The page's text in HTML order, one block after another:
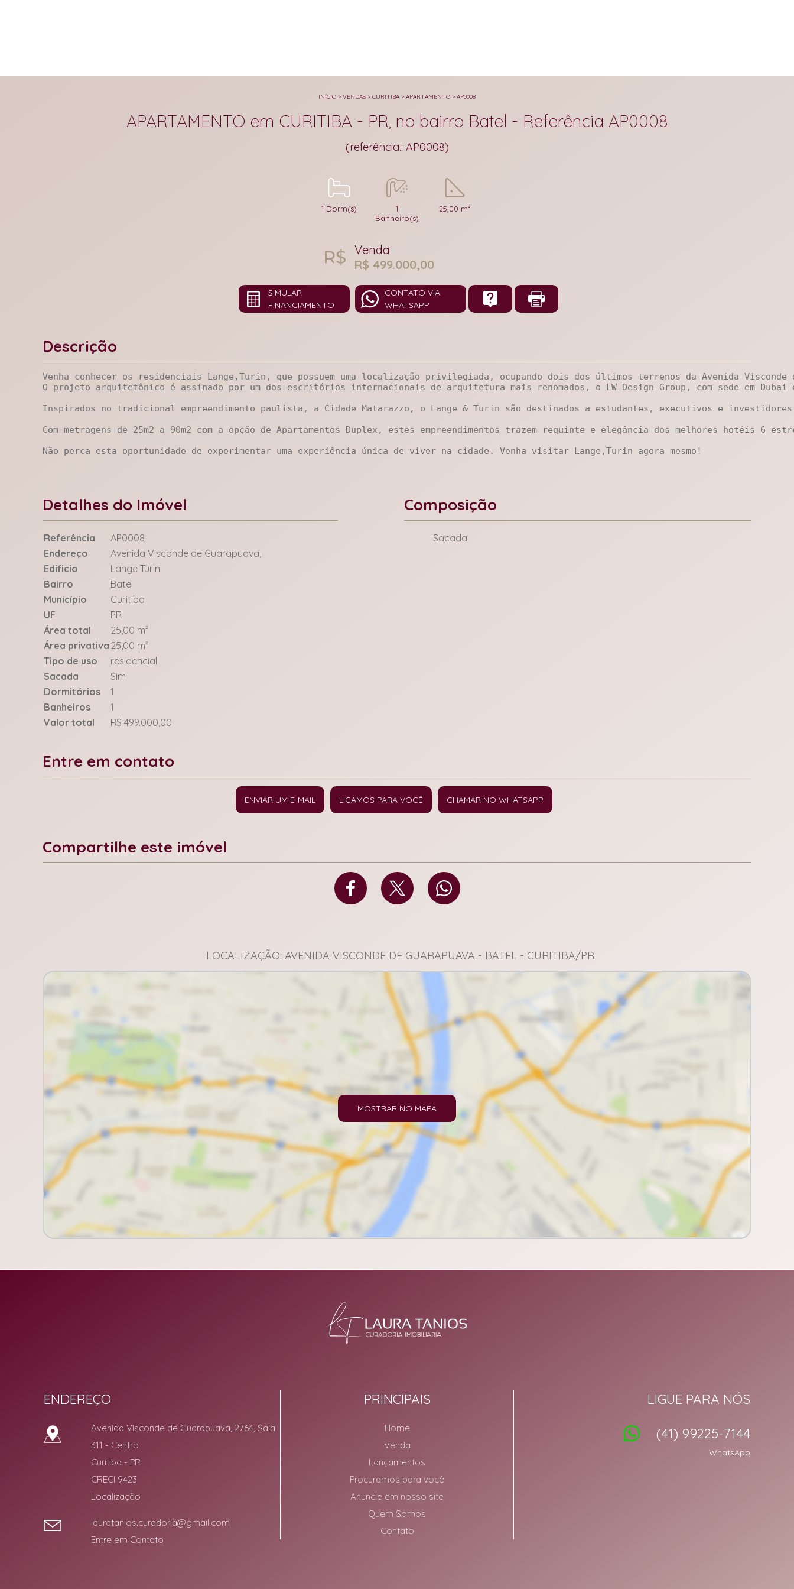
INÍCIO > VENDAS > CURITIBA > APARTAMENTO > AP0008
APARTAMENTO em CURITIBA - PR, no bairro Batel - Referência AP0008
(referência.: AP0008)
1 Dorm(s)
1
Banheiro(s)
25,00 m²
Venda
R$ 499.000,00
SIMULAR
FINANCIAMENTO
CONTATO VIA
WHATSAPP
Descrição
Venha conhecer os residenciais Lange,Turin, que possuem uma localização privilegiada, ocupando dois dos últimos terrenos da Avenida
O projeto arquitetônico é assinado por um dos escritórios internacionais de arquitetura mais renomados, o LW Design Group, com sede em
Inspirados no tradicional empreendimento paulista, a Cidade Matarazzo, o Lange & Turin são destinados a estudantes, executivos e investidores
Com metragens de 25m2 a 90m2 com a opção de Apartamentos Duplex, estes empreendimentos trazem requinte e elegância dos melhores
Não perca esta oportunidade de experimentar uma experiência única de viver na cidade. Venha visitar Lange,Turin agora mesmo!
Detalhes do Imóvel
Referência
AP0008
Endereço
Avenida Visconde de Guarapuava,
Edificio
Lange Turin
Bairro
Batel
Município
Curitiba
UF
PR
Área total
25,00 m²
Área privativa 25,00 m²
Tipo de uso
residencial
Sacada
Sim
Dormitórios
1
Banheiros
1
Valor total
R$ 499.000,00
Composição
Sacada
Entre em contato
ENVIAR UM E-MAIL LIGAMOS PARA VOCÊ CHAMAR NO WHATSAPP
Compartilhe este imóvel
LOCALIZAÇÃO: AVENIDA VISCONDE DE GUARAPUAVA - BATEL - CURITIBA/PR
MOSTRAR NO MAPA
ENDEREÇO
Avenida Visconde de Guarapuava, 2764, Sala
311 - Centro
Curitiba - PR
CRECI 9423
Localização
lauratanios.curadoria@gmail.com
Entre em Contato
PRINCIPAIS
Home
Venda
Lançamentos
Procuramos para você
Anuncie em nosso site
Quem Somos
Contato
LIGUE PARA NÓS
(41) 99225-7144
WhatsApp